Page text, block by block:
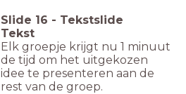
Slide 16 - Tekstslide
Tekst
Elk groepje krijgt nu 1 minuut
de tijd om het uitgekozen
idee te presenteren aan de
rest van de groep.